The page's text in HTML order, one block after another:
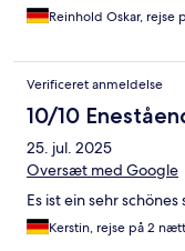
Reinhold Oskar, rejse
Verificeret anmeldelse
10/10
25. jul. 2025
Oversæt med Google
Es ist ein sehr
Kerstin, rejse på 2